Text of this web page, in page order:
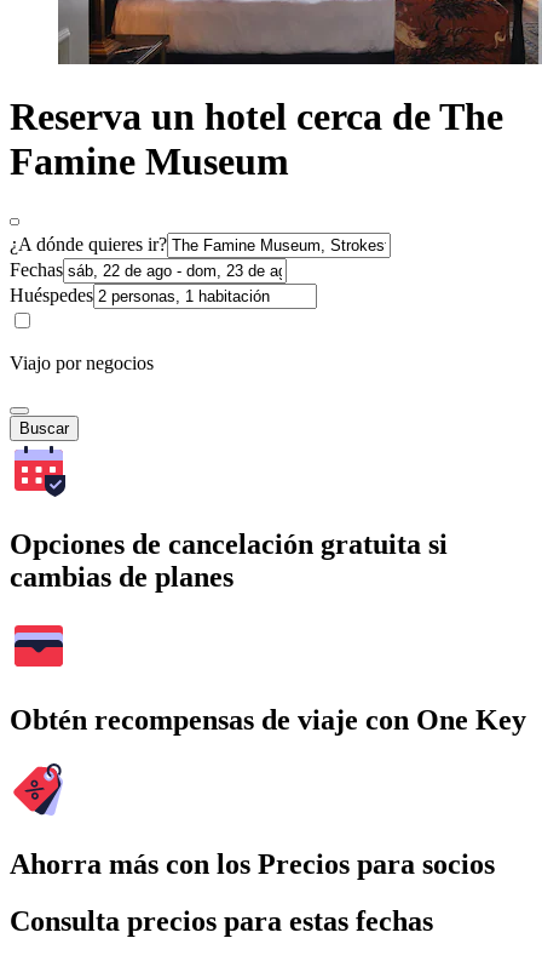
Reserva un hotel cerca de The
Famine Museum
¿A dónde quieres ir?
Fechas
Huéspedes
Viajo por negocios
Buscar
Opciones de cancelación gratuita si
cambias de planes
Obtén recompensas de viaje con One Key
Ahorra más con los Precios para socios
Consulta precios para estas fechas